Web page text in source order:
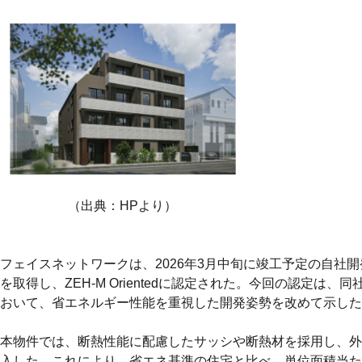
（出典：HPより）
フェイスネットワークは、2026年3月中旬に竣工予定の自社
を取得し、ZEH-M Orientedに認定された。今回の認定は、
おいて、省エネルギー性能を重視した開発姿勢を改めて示し
本物件では、断熱性能に配慮したサッシや断熱材を採用し、